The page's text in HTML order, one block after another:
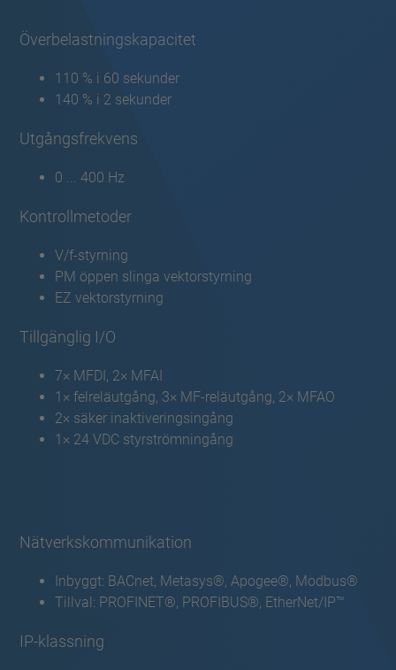
Överbelastningskapacitet
110 % i 60 sekunder
140 % i 2 sekunder
Utgångsfrekvens
0 ... 400 Hz
Kontrollmetoder
V/f-styrning
PM öppen slinga vektorstyrning
EZ vektorstyrning
Tillgänglig I/O
7× MFDI, 2× MFAI
1× felreläutgång, 3× MF-reläutgång, 2× MFAO
2× säker inaktiveringsingång
1× 24 VDC styrströmningång
Nätverkskommunikation
Inbyggt: BACnet, Metasys®, Apogee®, Modbus®
Tillval: PROFINET®, PROFIBUS®, EtherNet/IP™
IP-klassning